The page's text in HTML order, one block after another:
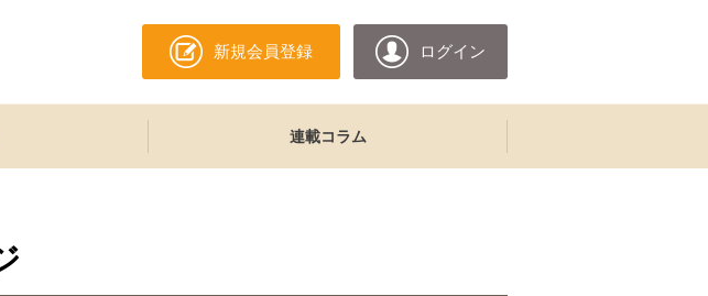
新規会員登録 ログイン
連載コラム